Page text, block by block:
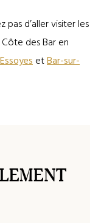
d’aller visiter les
des Bar en
EssoyesetBar-sur-